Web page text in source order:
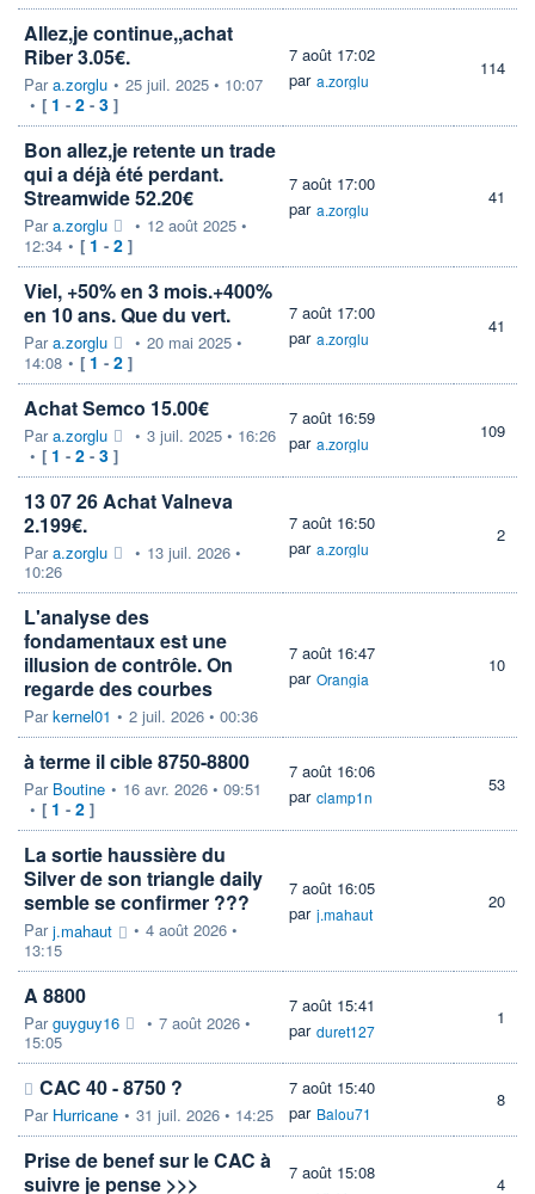
Allez,je continue,,achat
Riber 3.05€.
Para.zorglu • 25 juil. 2025 • 10:07
• [ 1 - 2 - 3 ]
7 août 17:02
par a.zorglu
114
Bon allez,je retente un trade
qui a déjà été perdant.
Streamwide 52.20€
Para.zorglu • 12 août 2025 •
12:34 • [ 1 - 2 ]
7 août 17:00
par a.zorglu
41
Viel, +50% en 3 mois.+400%
en 10 ans. Que du vert.
Para.zorglu • 20 mai 2025 •
14:08 • [ 1 - 2 ]
7 août 17:00
par a.zorglu
41
Achat Semco 15.00€
Para.zorglu • 3 juil. 2025 • 16:26
• [ 1 - 2 - 3 ]
7 août 16:59
par a.zorglu
109
13 07 26 Achat Valneva
2.199€.
Para.zorglu • 13 juil. 2026 •
10:26
7 août 16:50
par a.zorglu
2
L'analyse des
fondamentaux est une
illusion de contrôle. On
regarde des courbes
Parkernel01 • 2 juil. 2026 • 00:36
7 août 16:47
par Orangia
10
à terme il cible 8750-8800
Par Boutine • 16 avr. 2026 • 09:51
• [ 1 - 2 ]
7 août 16:06
par clamp1n
53
La sortie haussière du
Silver de son triangle daily
semble se confirmer ???
Parj.mahaut • 4 août 2026 •
13:15
7 août 16:05
par j.mahaut
20
A 8800
Parguyguy16 • 7 août 2026 •
15:05
7 août 15:41
par duret127
1
CAC 40 - 8750 ?
Par Hurricane • 31 juil. 2026 • 14:25
7 août 15:40
par Balou71
8
Prise de benef sur le CAC à
suivre je pense >>>
7 août 15:08
4